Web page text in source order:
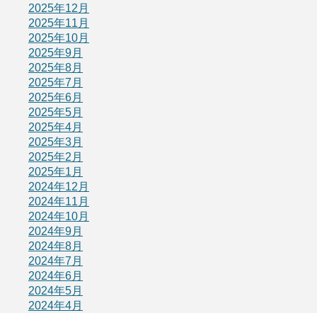
2025年12月
2025年11月
2025年10月
2025年9月
2025年8月
2025年7月
2025年6月
2025年5月
2025年4月
2025年3月
2025年2月
2025年1月
2024年12月
2024年11月
2024年10月
2024年9月
2024年8月
2024年7月
2024年6月
2024年5月
2024年4月